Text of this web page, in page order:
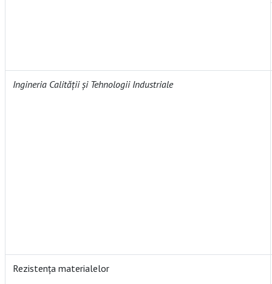
Ingineria Calității și Tehnologii Industriale
Rezistența materialelor